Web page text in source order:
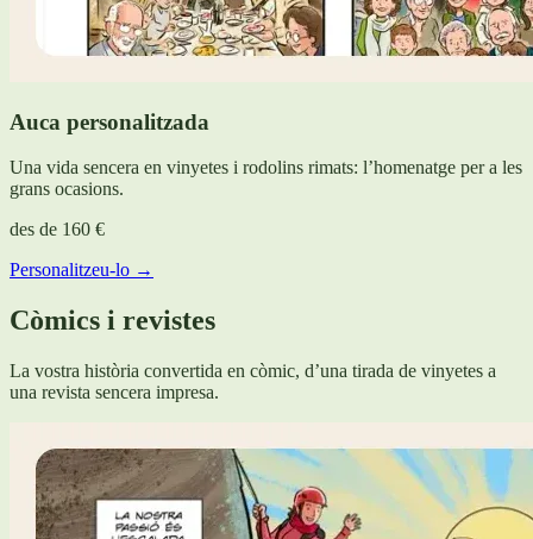
Auca personalitzada
Una vida sencera en vinyetes i rodolins rimats: l’homenatge per a les
grans ocasions.
des de 160 €
Personalitzeu-lo →
Còmics i revistes
La vostra història convertida en còmic, d’una tirada de vinyetes a
una revista sencera impresa.